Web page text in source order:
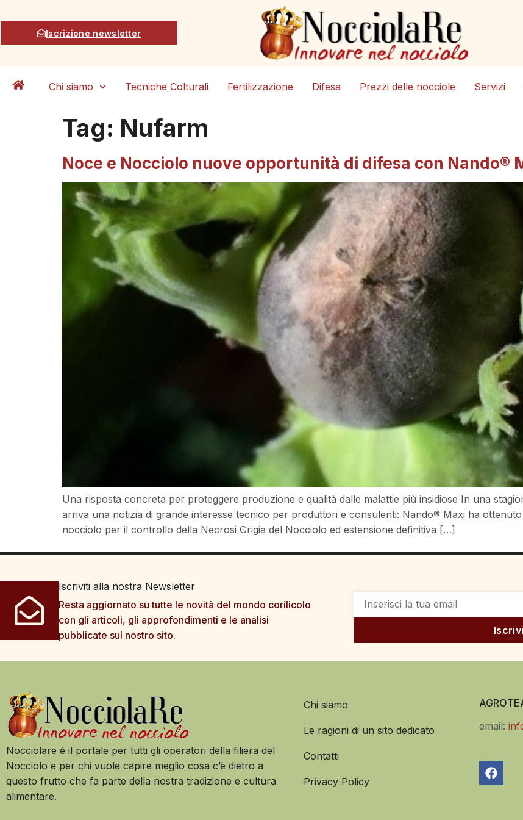
Iscrizione newsletter
Chi siamo Tecniche Colturali Fertilizzazione Difesa Prezzi delle nocciole Servizi
Tag: Nufarm
Noce e Nocciolo nuove opportunità di difesa con Nando®
Una risposta concreta per proteggere produzione e qualità dalle malattie più insidiose In una
arriva una notizia di grande interesse tecnico per produttori e consulenti: Nando® Maxi ha
nocciolo per il controllo della Necrosi Grigia del Nocciolo ed estensione definitiva […]
Iscriviti alla nostra Newsletter
Resta aggiornato su tutte le novità del mondo corilicolo
con gli articoli, gli approfondimenti e le analisi
pubblicate sul nostro sito.
Nocciolare è il portale per tutti gli operatori della filiera del
Nocciolo e per chi vuole capire meglio cosa c’è dietro a
questo frutto che fa parte della nostra tradizione e cultura
alimentare.
Chi siamo
Le ragioni di un sito dedicato
Contatti
Privacy Policy
email: